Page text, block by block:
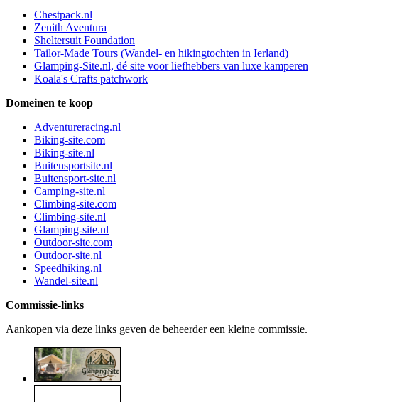
Chestpack.nl
Zenith Aventura
Sheltersuit Foundation
Tailor-Made Tours (Wandel- en hikingtochten in Ierland)
Glamping-Site.nl, dé site voor liefhebbers van luxe kamperen
Koala's Crafts patchwork
Domeinen te koop
Adventureracing.nl
Biking-site.com
Biking-site.nl
Buitensportsite.nl
Buitensport-site.nl
Camping-site.nl
Climbing-site.com
Climbing-site.nl
Glamping-site.nl
Outdoor-site.com
Outdoor-site.nl
Speedhiking.nl
Wandel-site.nl
Commissie-links
Aankopen via deze links geven de beheerder een kleine commissie.